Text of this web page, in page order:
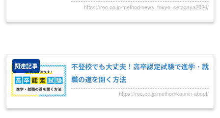
https://reo.co.jp/method/news_tokyo_setagaya2026/
関連記事
不登校でも大丈夫！高卒認定試験で進学・就
職の道を開く方法
https://reo.co.jp/method/kounin-about/